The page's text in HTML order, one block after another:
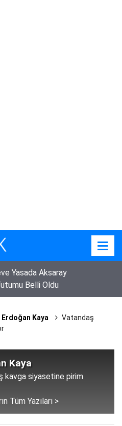
Yasada Aksaray
Belli Oldu
Erdoğan Kaya
Vatandaş
Kaya
kavga siyasetine pirim
Tüm Yazıları >